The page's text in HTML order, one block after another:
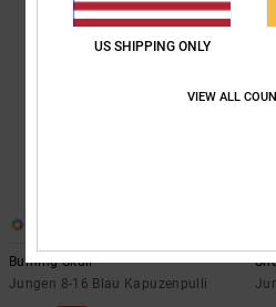
Burning Skull
Jungen 8-16 Blau Kapuzenpulli
US SHIPPING ONLY
VIEW ALL